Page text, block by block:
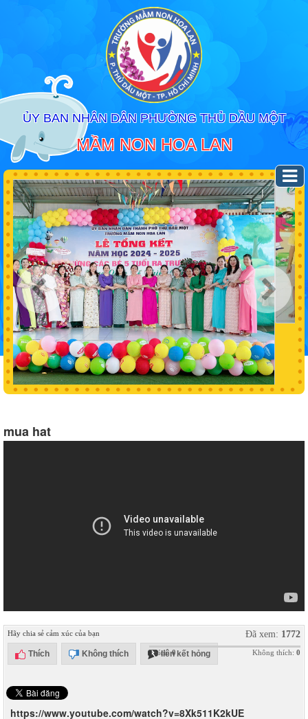
ỦY BAN NHÂN DÂN PHƯỜNG THỦ DẦU MỘT
MẦM NON HOA LAN
mua hat
Hãy chia sẻ cảm xúc của bạn
Thích Không thích liên kết hỏng
Đã xem: 1772
Thích:0 Không thích: 0
https://www.youtube.com/watch?v=8Xk511K2kUE